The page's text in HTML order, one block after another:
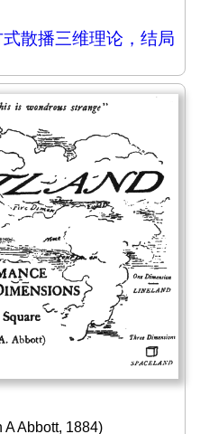
散播三维理论，结局
A Abbott, 1884)